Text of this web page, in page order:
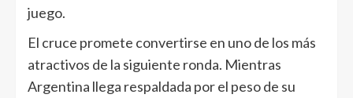
juego.
El cruce promete convertirse en uno de los más
atractivos de la siguiente ronda. Mientras
Argentina llega respaldada por el peso de su